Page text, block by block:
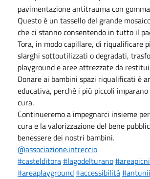
pavimentazione antitrauma con
Questo è un tassello del grande
che ci stanno consentendo in tutto il
Tora, in modo capillare, di riqualificare
slarghi sottoutilizzati o degradati,
playground e aree attrezzate da
Donare ai bambini spazi riqualificati è
educativa, perché i più piccoli
cura.
Continueremo a impegnarci insieme
cura e la valorizzazione del bene
benessere dei nostri bambini.
@associazione.intreccio
#castelditora#lagodelturano
#areaplayground#accessibilità